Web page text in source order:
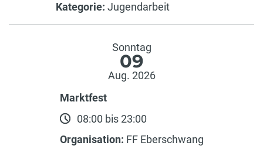
Kategorie: Jugendarbeit
Sonntag
09
Aug. 2026
Marktfest
08:00 bis 23:00
Organisation: FF Eberschwang